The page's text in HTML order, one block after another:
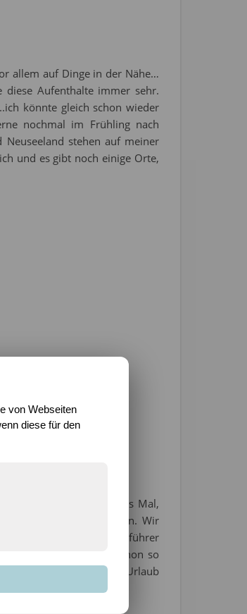
allem auf Dinge in der Nähe…
diese Aufenthalte immer sehr.
könnte gleich schon wieder
nochmal im Frühling nach
stehen auf meiner
und es gibt noch einige Orte,
ja mit mir *lach* Jedes Mal,
oft den Kopf deswegen. Wir
ich mich mit dem Reiseführer
missen, weil sie mir schon so
haben mir jeden Urlaub
von Webseiten
diese für den